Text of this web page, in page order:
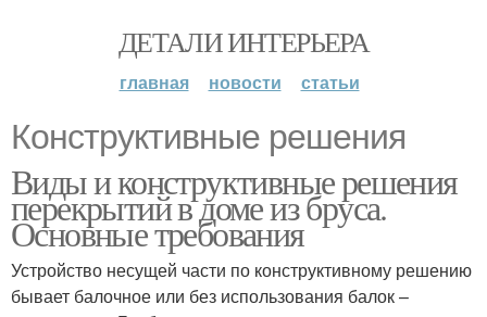
ДЕТАЛИ ИНТЕРЬЕРА
главная новости статьи
Конструктивные решения
Виды и конструктивные решения
перекрытий в доме из бруса.
Основные требования
Устройство несущей части по конструктивному решению
бывает балочное или без использования балок –